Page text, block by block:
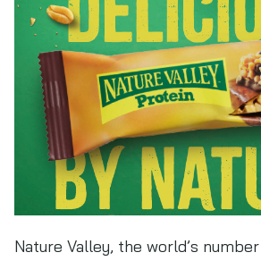
Nature Valley, the world’s